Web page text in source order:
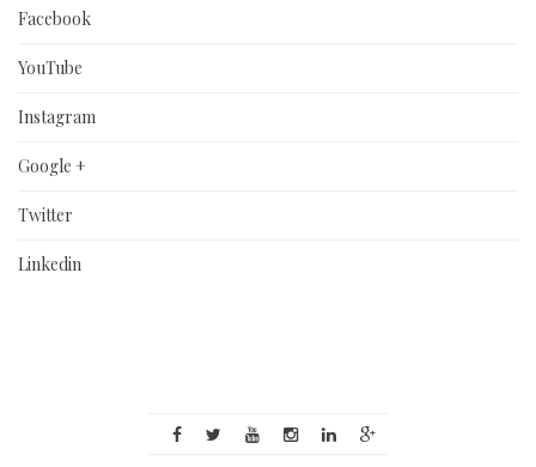
Facebook
YouTube
Instagram
Google +
Twitter
Linkedin